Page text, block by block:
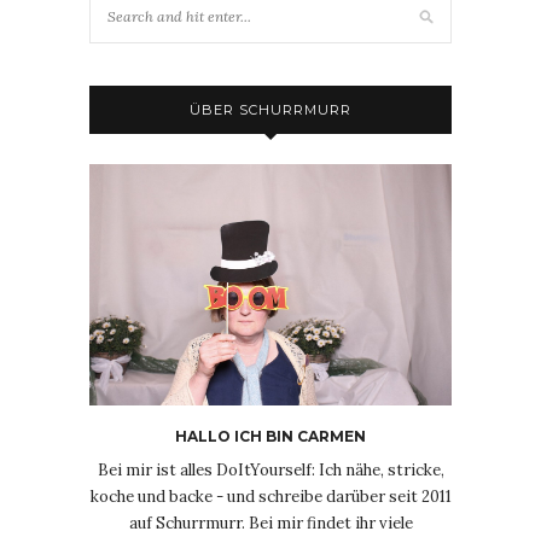
ÜBER SCHURRMURR
HALLO ICH BIN CARMEN
Bei mir ist alles DoItYourself: Ich nähe, stricke,
koche und backe - und schreibe darüber seit 2011
auf Schurrmurr. Bei mir findet ihr viele